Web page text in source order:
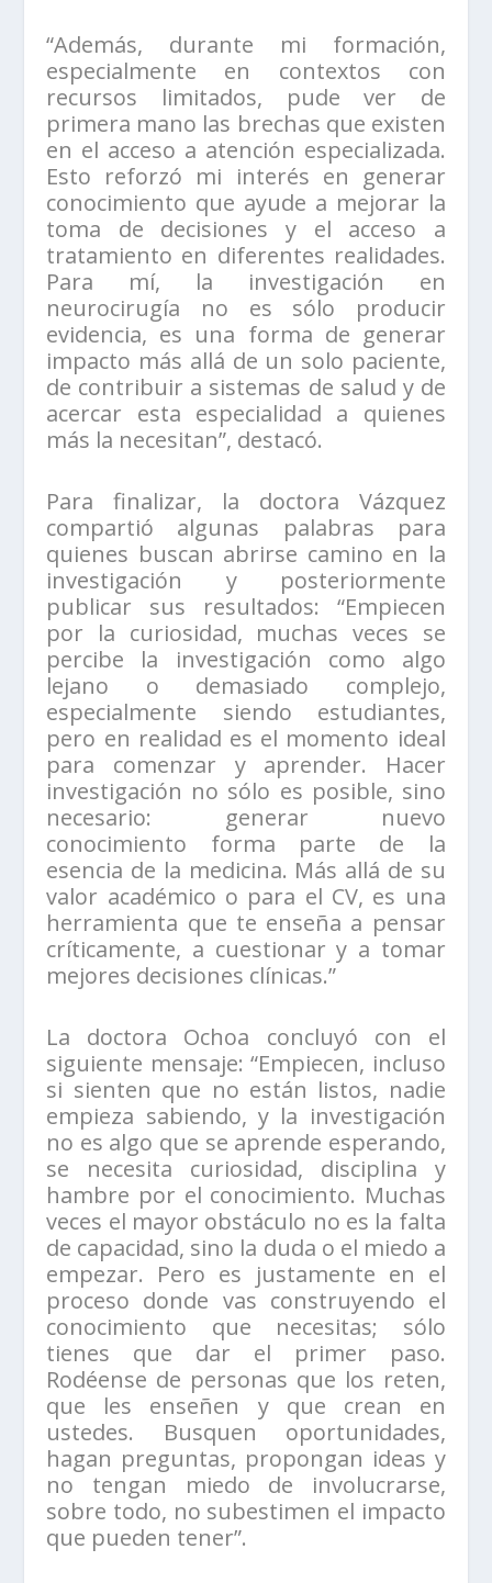
“Además, durante mi formación,
especialmente en contextos con
recursos limitados, pude ver de
primera mano las brechas que existen
en el acceso a atención especializada.
Esto reforzó mi interés en generar
conocimiento que ayude a mejorar la
toma de decisiones y el acceso a
tratamiento en diferentes realidades.
Para mí, la investigación en
neurocirugía no es sólo producir
evidencia, es una forma de generar
impacto más allá de un solo paciente,
de contribuir a sistemas de salud y de
acercar esta especialidad a quienes
más la necesitan”, destacó.
Para finalizar, la doctora Vázquez
compartió algunas palabras para
quienes buscan abrirse camino en la
investigación y posteriormente
publicar sus resultados: “Empiecen
por la curiosidad, muchas veces se
percibe la investigación como algo
lejano o demasiado complejo,
especialmente siendo estudiantes,
pero en realidad es el momento ideal
para comenzar y aprender. Hacer
investigación no sólo es posible, sino
necesario: generar nuevo
conocimiento forma parte de la
esencia de la medicina. Más allá de su
valor académico o para el CV, es una
herramienta que te enseña a pensar
críticamente, a cuestionar y a tomar
mejores decisiones clínicas.”
La doctora Ochoa concluyó con el
siguiente mensaje: “Empiecen, incluso
si sienten que no están listos, nadie
empieza sabiendo, y la investigación
no es algo que se aprende esperando,
se necesita curiosidad, disciplina y
hambre por el conocimiento. Muchas
veces el mayor obstáculo no es la falta
de capacidad, sino la duda o el miedo a
empezar. Pero es justamente en el
proceso donde vas construyendo el
conocimiento que necesitas; sólo
tienes que dar el primer paso.
Rodéense de personas que los reten,
que les enseñen y que crean en
ustedes. Busquen oportunidades,
hagan preguntas, propongan ideas y
no tengan miedo de involucrarse,
sobre todo, no subestimen el impacto
que pueden tener”.